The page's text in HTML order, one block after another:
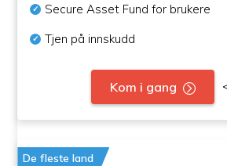
Secure Asset Fund for brukere
Tjen på innskudd
Kom i gang
De fleste land